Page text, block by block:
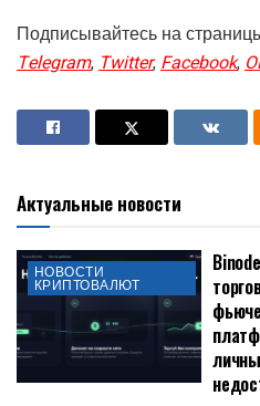
Подписывайтесь на
Telegram,Twitter,Facebook,
Актуальные новости
НОВОСТИ
КРИПТОВАЛЮТ